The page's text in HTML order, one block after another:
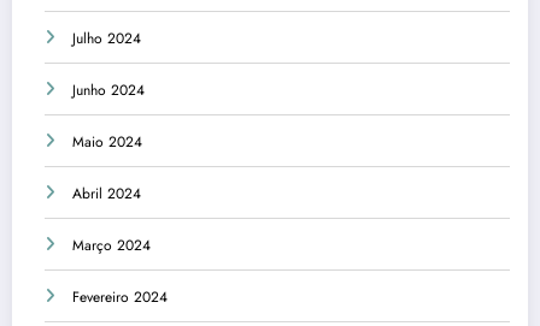
Julho 2024
Junho 2024
Maio 2024
Abril 2024
Março 2024
Fevereiro 2024